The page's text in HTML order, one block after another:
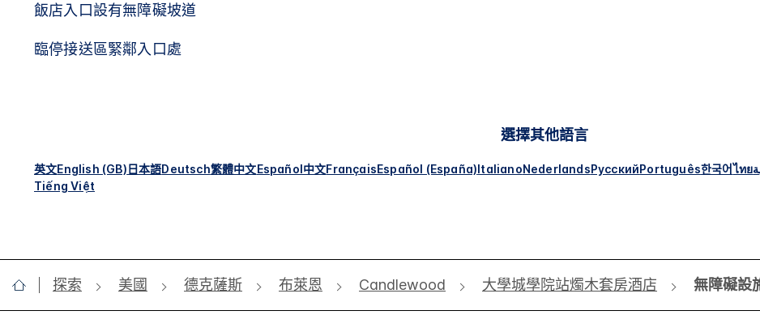
飯店入口設有無障礙坡道
臨停接送區緊鄰入口處
選擇其他語言
英文English (GB)日本語Deutsch繁體中文Español中文FrançaisEspañol (España)ItalianoNederlandsРусскийPortuguês한국어ไทย
Tiếng Việt
探索 美國 德克薩斯 布萊恩 Candlewood 大學城學院站燭木套房酒店 無障礙設